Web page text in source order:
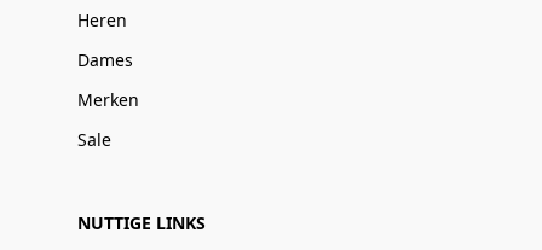
Heren
Dames
Merken
Sale
NUTTIGE LINKS